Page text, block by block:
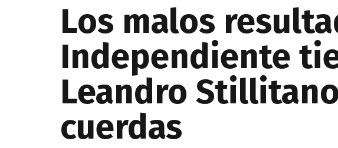
Los malos
Independiente
Leandro
cuerdas